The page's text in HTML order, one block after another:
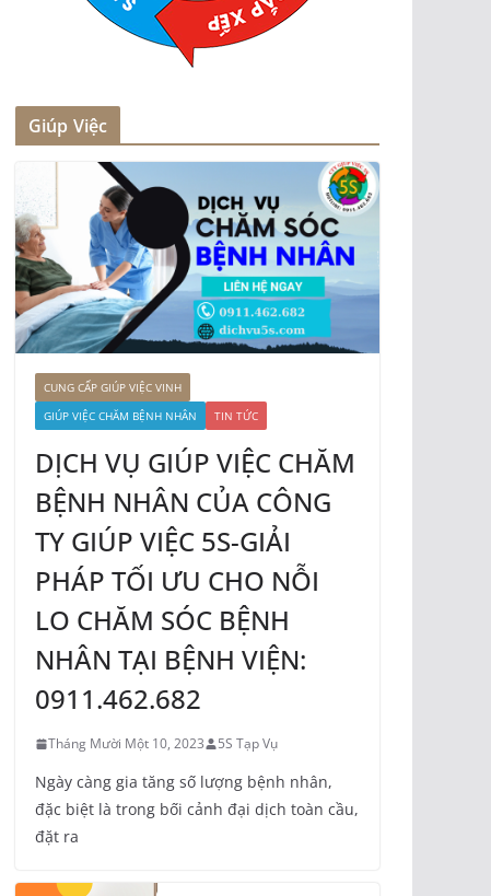
Giúp Việc
CUNG CẤP GIÚP VIỆC VINH
GIÚP VIỆC CHĂM BỆNH NHÂN
TIN TỨC
DỊCH VỤ GIÚP VIỆC CHĂM
BỆNH NHÂN CỦA CÔNG
TY GIÚP VIỆC 5S-GIẢI
PHÁP TỐI ƯU CHO NỖI
LO CHĂM SÓC BỆNH
NHÂN TẠI BỆNH VIỆN:
0911.462.682
Tháng Mười Một 10, 2023 5S Tạp Vụ
Ngày càng gia tăng số lượng bệnh nhân,
đặc biệt là trong bối cảnh đại dịch toàn cầu,
đặt ra